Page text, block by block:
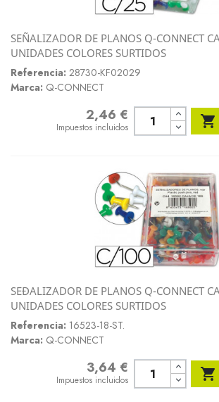
SEÑALIZADOR DE PLANOS Q-CONNECT
UNIDADES COLORES SURTIDOS
Referencia: 28730-KF02029
Marca: Q-CONNECT
2,46 €
Impuestos incluidos 
SEÐALIZADOR DE PLANOS Q-CONNECT
UNIDADES COLORES SURTIDOS
Referencia: 16523-18-ST.
Marca: Q-CONNECT
3,64 €
Impuestos incluidos 